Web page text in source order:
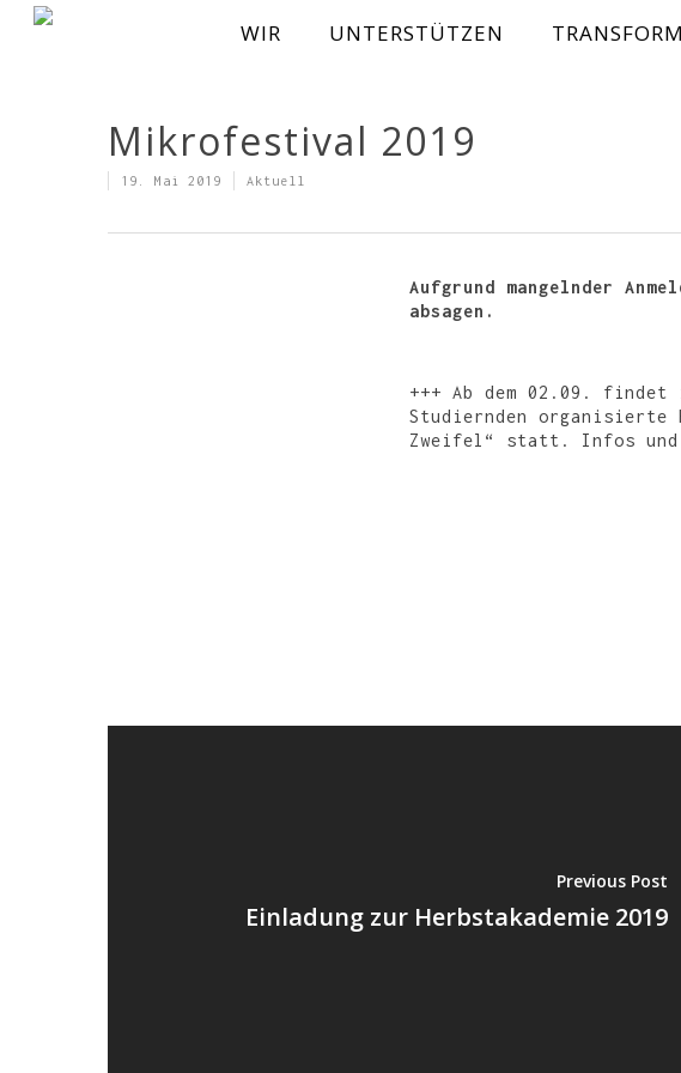
WIR UNTERSTÜTZEN
Mikrofestival 2019
19. Mai 2019 Aktuell
Aufgrund mangelnder
absagen.
+++ Ab dem 02.09. findet
Studiernden organisierte
Zweifel“ statt. Infos und
Previous Post
Einladung zur Herbstakademie 2019